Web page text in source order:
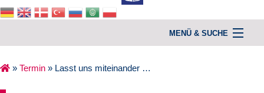
MENÜ & SUCHE
» Termin » Lasst uns miteinander …